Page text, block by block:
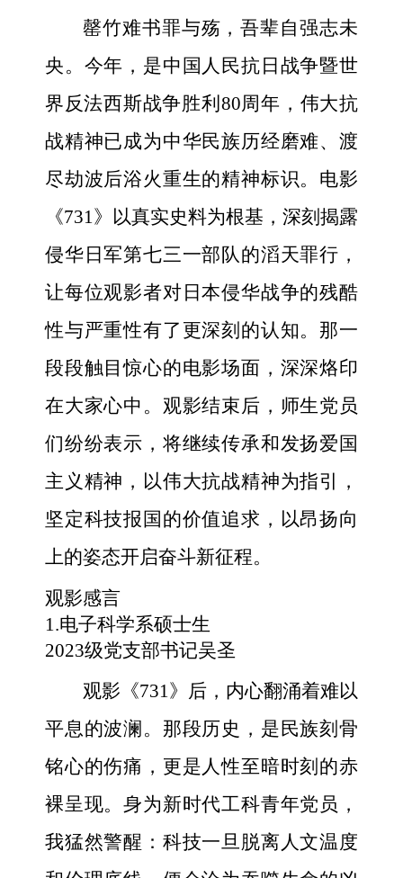
罄竹难书罪与殇，吾辈自强志未
央。今年，是中国人民抗日战争暨世
界反法西斯战争胜利80周年，伟大抗
战精神已成为中华民族历经磨难、渡
尽劫波后浴火重生的精神标识。电影
《731》以真实史料为根基，深刻揭露
侵华日军第七三一部队的滔天罪行，
让每位观影者对日本侵华战争的残酷
性与严重性有了更深刻的认知。那一
段段触目惊心的电影场面，深深烙印
在大家心中。观影结束后，师生党员
们纷纷表示，将继续传承和发扬爱国
主义精神，以伟大抗战精神为指引，
坚定科技报国的价值追求，以昂扬向
上的姿态开启奋斗新征程。
观影感言
1.电子科学系硕士生
2023级党支部书记吴圣
观影《731》后，内心翻涌着难以
平息的波澜。那段历史，是民族刻骨
铭心的伤痛，更是人性至暗时刻的赤
裸呈现。身为新时代工科青年党员，
我猛然警醒：科技一旦脱离人文温度